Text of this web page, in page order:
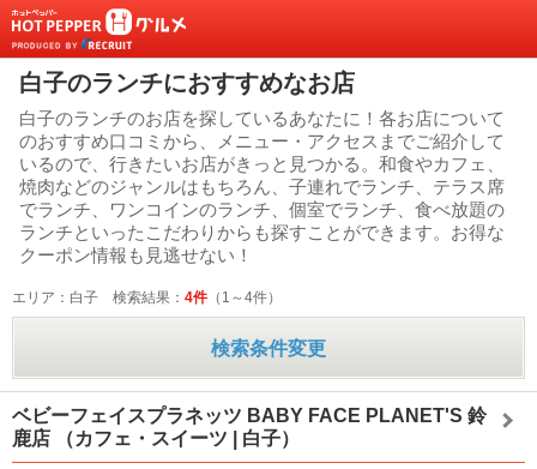
白子のランチにおすすめなお店
白子のランチのお店を探しているあなたに！各お店について
のおすすめ口コミから、メニュー・アクセスまでご紹介して
いるので、行きたいお店がきっと見つかる。和食やカフェ、
焼肉などのジャンルはもちろん、子連れでランチ、テラス席
でランチ、ワンコインのランチ、個室でランチ、食べ放題の
ランチといったこだわりからも探すことができます。お得な
クーポン情報も見逃せない！
エリア：白子 検索結果： 4件 （1～4件）
検索条件変更
ベビーフェイスプラネッツ BABY FACE PLANET'S 鈴
鹿店
（カフェ・スイーツ | 白子）